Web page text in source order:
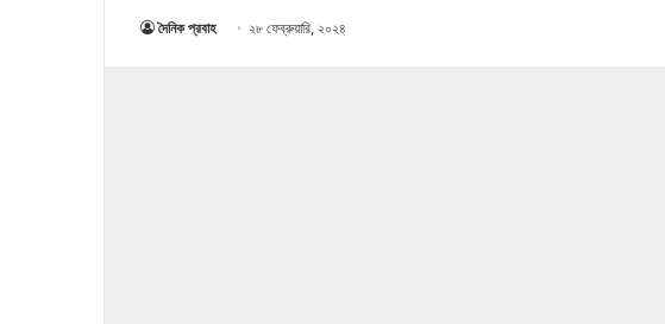
দৈনিক প্রবাহ ২৮ ফেব্রুয়ারি, ২০২৪